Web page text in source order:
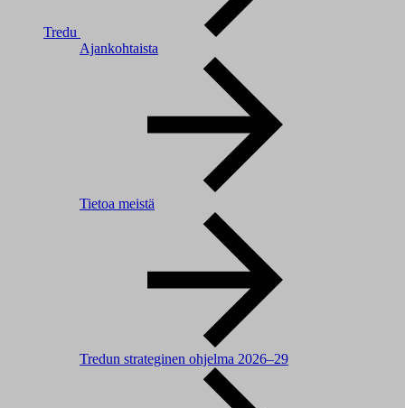
Tredu
Ajankohtaista
Tietoa meistä
Tredun strateginen ohjelma 2026–29